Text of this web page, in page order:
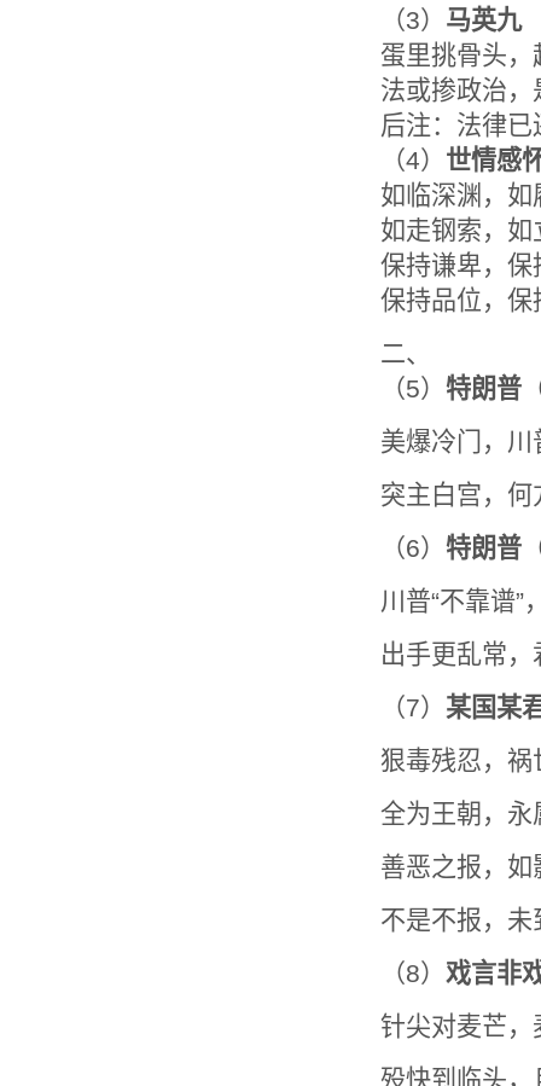
（3） 马英九
蛋里挑骨头，
法或掺政治
后注：法律
（4） 世情感
如临深渊，如
如走钢索，如
保持谦卑，保
保持品位，保
二、
（5） 特朗普
美爆冷门，川
突主白宫，何
（6） 特朗普
川普“不靠谱”
出手更乱常
（7） 某国某
狠毒残忍，祸
全为王朝，永
善恶之报，如
不是不报，未
（8） 戏言非
针尖对麦芒
殁快到临头